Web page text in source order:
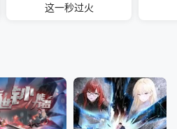
这一秒过火